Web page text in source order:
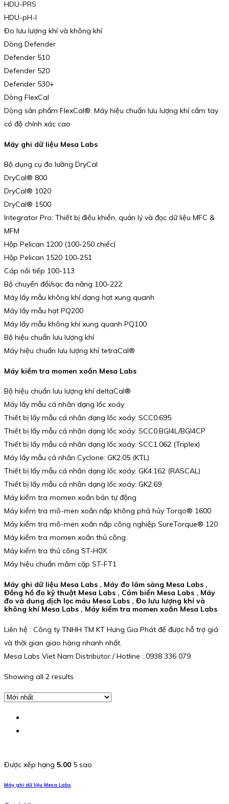
HDU-PRS
HDU-pH-I
Đo lưu lượng khí và không khí
Dòng Defender
Defender 510
Defender 520
Defender 530+
Dòng FlexCal
Dòng sản phẩm FlexCal®: Máy hiệu chuẩn lưu lượng khí cầm tay
có độ chính xác cao
Máy ghi dữ liệu Mesa Labs
Bộ dụng cụ đo lường DryCal
DryCal® 800
DryCal® 1020
DryCal® 1500
Integrator Pro: Thiết bị điều khiển, quản lý và đọc dữ liệu MFC &
MFM
Hộp Pelican 1200 (100-250 chiếc)
Hộp Pelican 1520 100-251
Cáp nối tiếp 100-113
Bộ chuyển đổi/sạc đa năng 100-222
Máy lấy mẫu không khí dạng hạt xung quanh
Máy lấy mẫu hạt PQ200
Máy lấy mẫu không khí xung quanh PQ100
Bộ hiệu chuẩn lưu lượng khí
Máy hiệu chuẩn lưu lượng khí tetraCal®
Máy kiểm tra momen xoắn Mesa Labs
Bộ hiệu chuẩn lưu lượng khí deltaCal®
Máy lấy mẫu cá nhân dạng lốc xoáy
Thiết bị lấy mẫu cá nhân dạng lốc xoáy: SCC0.695
Thiết bị lấy mẫu cá nhân dạng lốc xoáy: SCC0.BGI4L/BGI4CP
Thiết bị lấy mẫu cá nhân dạng lốc xoáy: SCC1.062 (Triplex)
Máy lấy mẫu cá nhân Cyclone: GK2.05 (KTL)
Thiết bị lấy mẫu cá nhân dạng lốc xoáy: GK4.162 (RASCAL)
Thiết bị lấy mẫu cá nhân dạng lốc xoáy: GK2.69
Máy kiểm tra momen xoắn bán tự động
Máy kiểm tra mô-men xoắn nắp không phá hủy Torqo® 1600
Máy kiểm tra mô-men xoắn nắp công nghiệp SureTorque® 120
Máy kiểm tra momen xoắn thủ công
Máy kiểm tra thủ công ST-H0X
Máy hiệu chuẩn mâm cặp ST-FT1
Máy ghi dữ liệu Mesa Labs , Máy đo lâm sàng Mesa Labs ,
Đồng hồ đo kỹ thuật Mesa Labs , Cảm biến Mesa Labs , Máy
đo và dung dịch lọc máu Mesa Labs , Đo lưu lượng khí và
không khí Mesa Labs , Máy kiểm tra momen xoắn Mesa Labs
Liên hệ : Công ty TNHH TM KT Hưng Gia Phát để được hỗ trợ giá
và thời gian giao hàng nhanh nhất.
Mesa Labs Viet Nam Distributor / Hotline : 0938 336 079
Showing all 2 results
Được xếp hạng 5.00 5 sao
Máy ghi dữ liệu Mesa Labs